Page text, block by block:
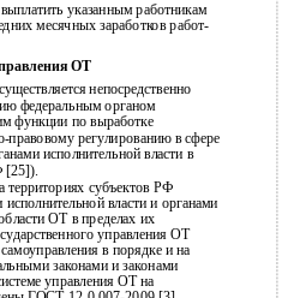
указанным работникам
месячных заработков работ-
ОТ
непосредственно
федеральным органом
функции по выработке
правовому регулированию в сфере
исполнительной власти в
[25]).
территориях субъектов РФ
власти и органами
ОТ в пределах их
управления ОТ
в порядке и на
законами и законами
управления ОТ на